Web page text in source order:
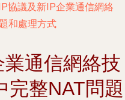
協議及新IP企業通信網絡
和處理方式
通信網絡技
完整NAT問題